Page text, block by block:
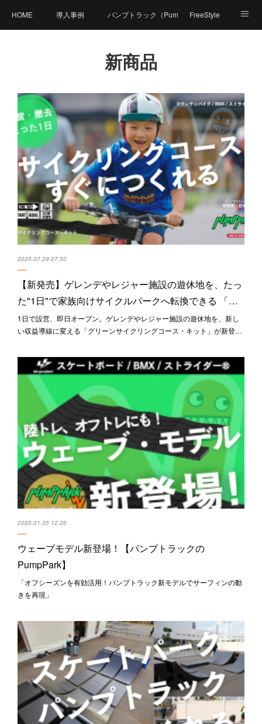
HOME 導入事例 パンプトラック（PumpTrack）とは？
FreeStyle
資料ダウンロード
FAQ（よくあるご質問） 体験イベント PumpPark（パンプパーク）
お問い合せ 会社概要
新商品
2025.07.29 07:50
【新発売】 ゲレンデやレジャー施設の遊休地を、たっ
た"1日"で家族向けサイクルパークへ転換できる 「…
1日で設営、即日オープン。 ゲレンデやレジャー施設の遊休地を、 新し
い収益導線に変える 「グリーンサイクリングコース・キット」が新登…
2025.01.05 12:26
ウェーブモデル新登場！【パンプトラックの
PumpPark】
「オフシーズンを有効活用！パンプトラック新モデルでサーフィンの動
きを再現」